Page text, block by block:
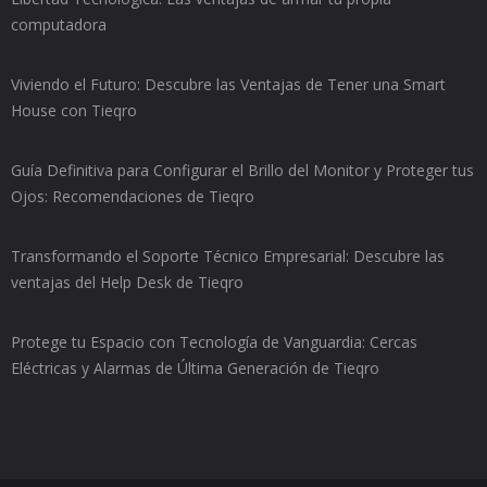
computadora
Viviendo el Futuro: Descubre las Ventajas de Tener una Smart
House con Tieqro
Guía Definitiva para Configurar el Brillo del Monitor y Proteger tus
Ojos: Recomendaciones de Tieqro
Transformando el Soporte Técnico Empresarial: Descubre las
ventajas del Help Desk de Tieqro
Protege tu Espacio con Tecnología de Vanguardia: Cercas
Eléctricas y Alarmas de Última Generación de Tieqro